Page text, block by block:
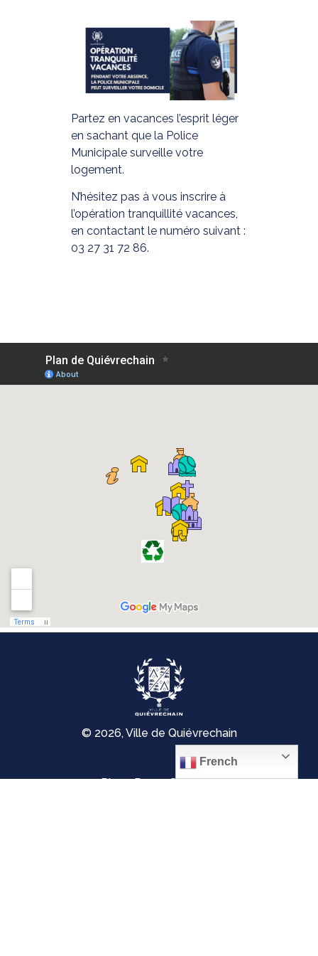
Partez en vacances l’esprit léger
en sachant que la Police
Municipale surveille votre
logement.
N’hésitez pas à vous inscrire à
l’opération tranquillité vacances,
en contactant le numéro suivant :
03 27 31 72 86.
© 2026, Ville de Quiévrechain
Place Roger Salengro
French